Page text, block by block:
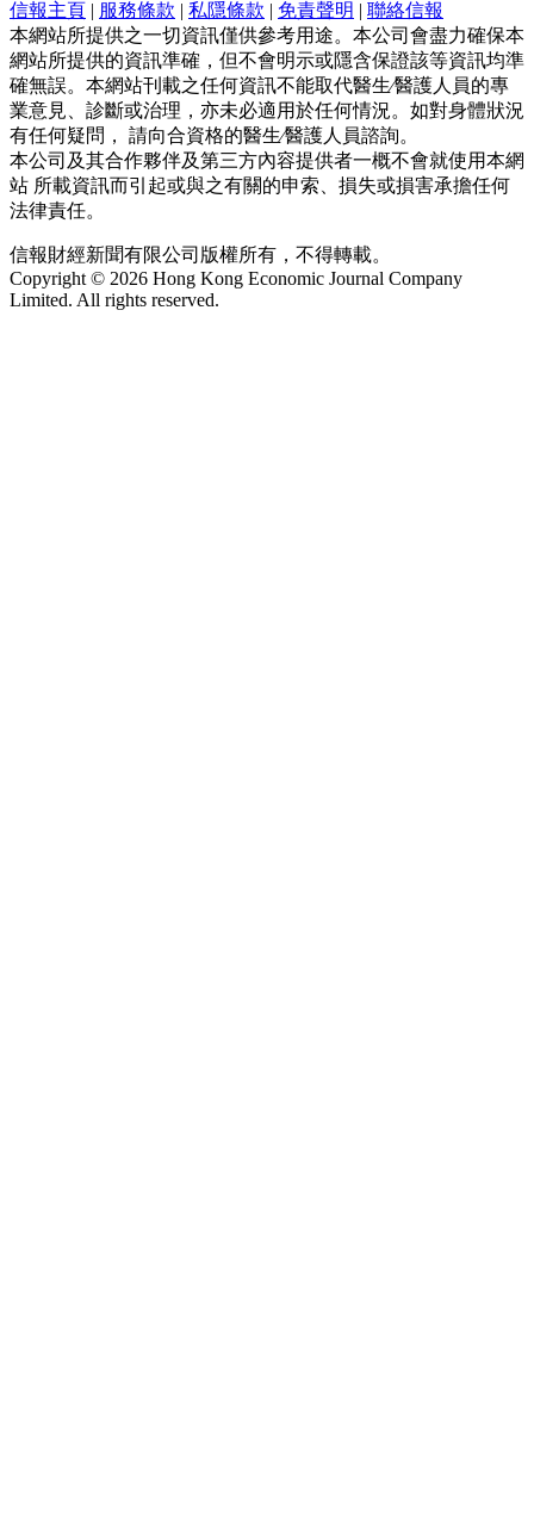
信報主頁 | 服務條款 | 私隱條款 | 免責聲明 | 聯絡信報
本網站所提供之一切資訊僅供參考用途。本公司會盡力確保本
網站所提供的資訊準確，但不會明示或隱含保證該等資訊均準
確無誤。本網站刊載之任何資訊不能取代醫生∕醫護人員的專
業意見、診斷或治理，亦未必適用於任何情況。如對身體狀況
有任何疑問， 請向合資格的醫生∕醫護人員諮詢。
本公司及其合作夥伴及第三方內容提供者一概不會就使用本網
站 所載資訊而引起或與之有關的申索、損失或損害承擔任何
法律責任。
信報財經新聞有限公司版權所有，不得轉載。
Copyright © 2026 Hong Kong Economic Journal Company
Limited. All rights reserved.